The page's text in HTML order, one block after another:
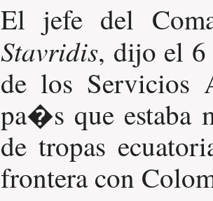
El jefe del
Stavridis, dijo el 6
de los Servicios
pa�s que estaba
de tropas
frontera con